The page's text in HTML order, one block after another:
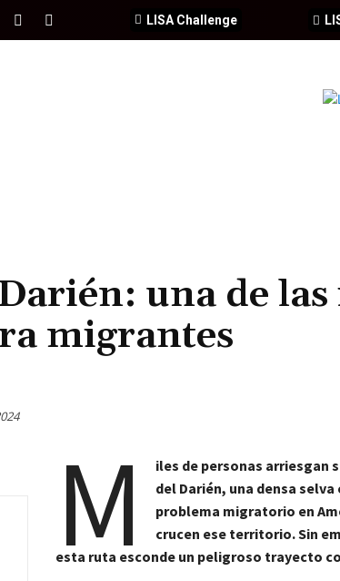
LISA Challenge
una de
migrantes
M
iles de personas arriesgan
del Darién, una densa
problema migratorio en
crucen ese territorio. Sin
esta ruta esconde un peligroso trayecto